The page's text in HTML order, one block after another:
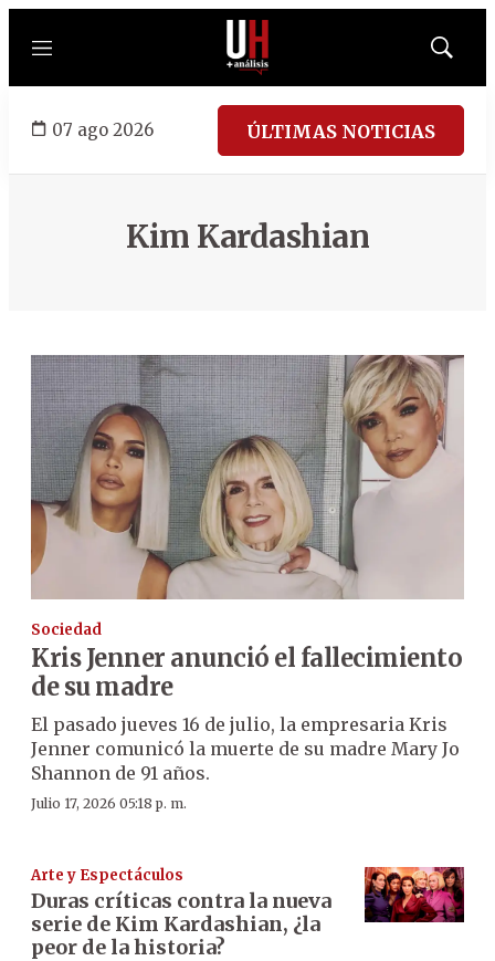
Menú
Mostrar
07 ago 2026 ÚLTIMAS NOTICIAS
Kim Kardashian
Sociedad
Kris Jenner anunció el fallecimiento
de su madre
El pasado jueves 16 de julio, la empresaria Kris
Jenner comunicó la muerte de su madre Mary Jo
Shannon de 91 años.
Julio 17, 2026 05:18 p. m.
Arte y Espectáculos
Duras críticas contra la nueva
serie de Kim Kardashian, ¿la
peor de la historia?